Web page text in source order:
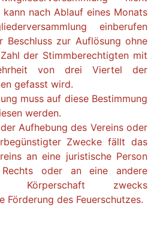
kann nach Ablauf eines Monats
einberufen
Beschluss zur Auflösung ohne
der Stimmberechtigten mit
von drei Viertel der
gefasst wird.
muss auf diese Bestimmung
werden.
Aufhebung des Vereins oder
Zwecke fällt das
an eine juristische Person
oder an eine andere
Körperschaft zwecks
Förderung des Feuerschutzes.